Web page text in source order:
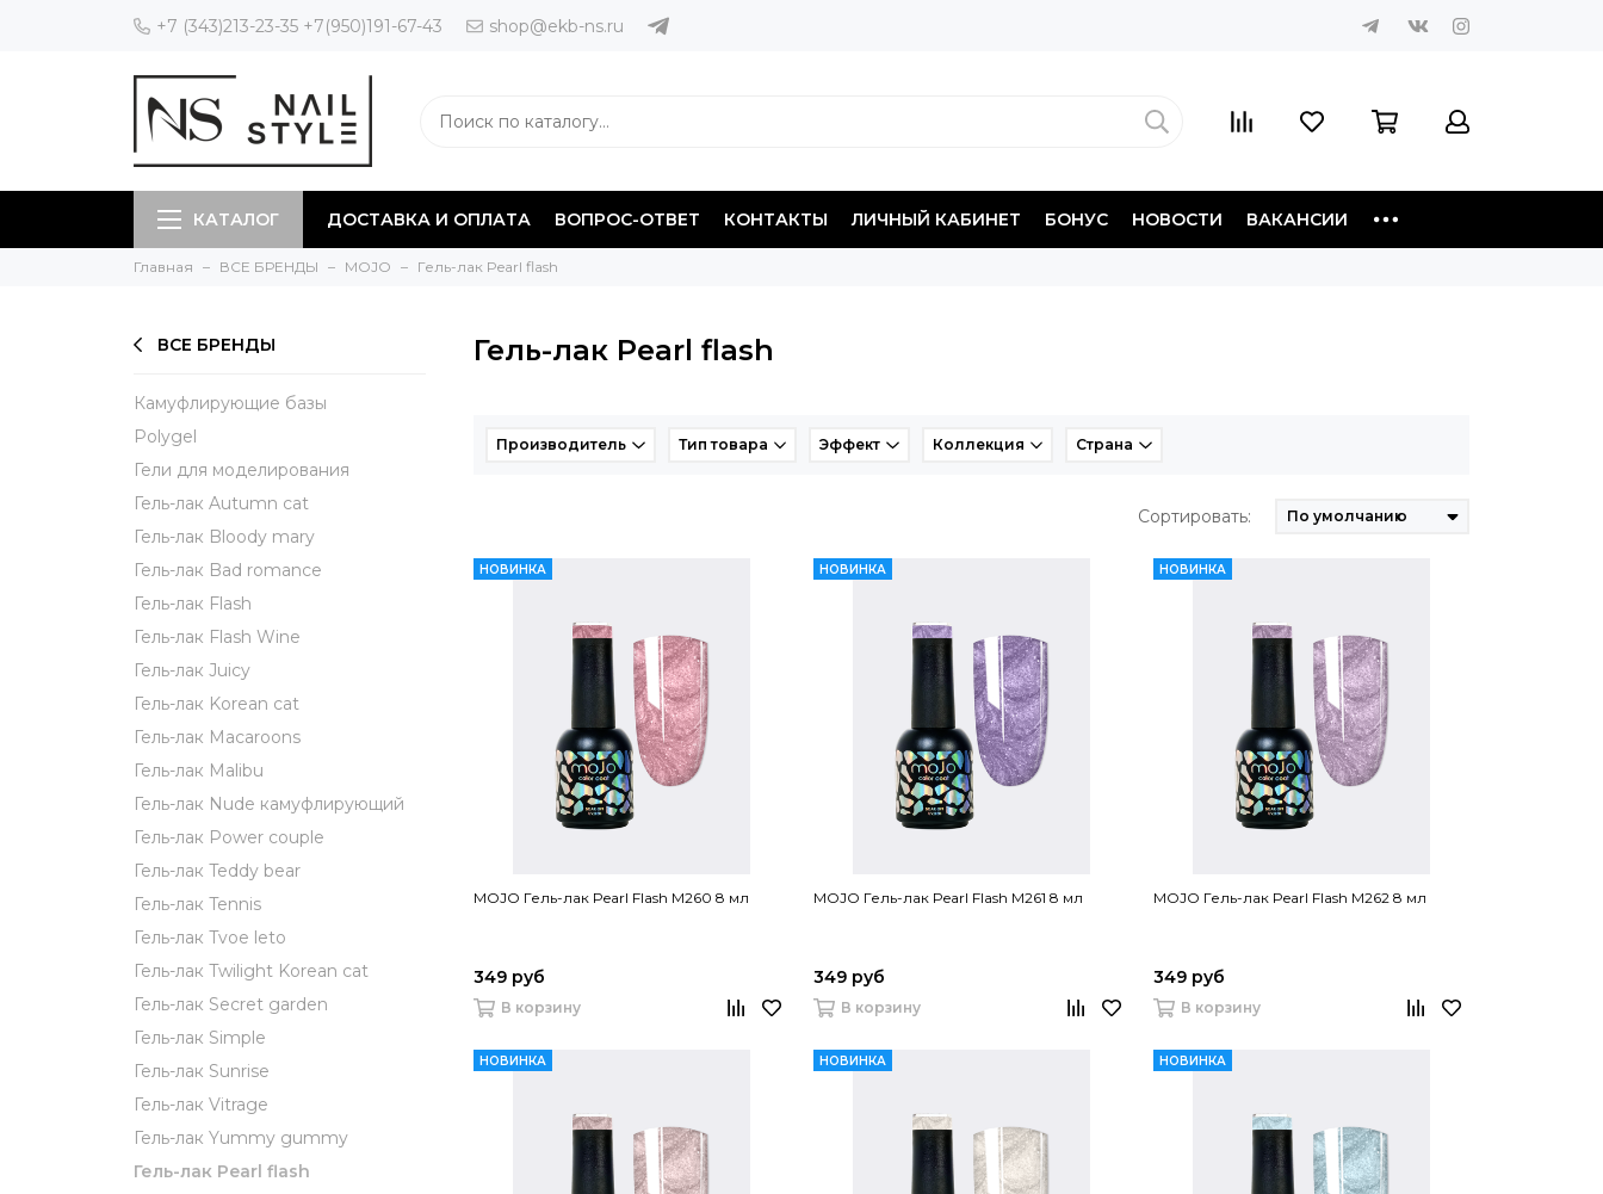
+7 (343)213-23-35 +7(950)191-67-43 shop@ekb-ns.ru
КАТАЛОГ ДОСТАВКА И ОПЛАТА ВОПРОС-ОТВЕТ КОНТАКТЫ ЛИЧНЫЙ КАБИНЕТ БОНУС НОВОСТИ ВАКАНСИИ
Главная ВСЕ БРЕНДЫ MOJO Гель-лак Pearl flash
ВСЕ БРЕНДЫ
Камуфлирующие базы
Polygel
Гели для моделирования
Гель-лак Autumn cat
Гель-лак Bloody mary
Гель-лак Bad romance
Гель-лак Flash
Гель-лак Flash Wine
Гель-лак Juicy
Гель-лак Korean cat
Гель-лак Macaroons
Гель-лак Malibu
Гель-лак Nude камуфлирующий
Гель-лак Power couple
Гель-лак Teddy bear
Гель-лак Tennis
Гель-лак Tvoe leto
Гель-лак Twilight Korean cat
Гель-лак Secret garden
Гель-лак Simple
Гель-лак Sunrise
Гель-лак Vitrage
Гель-лак Yummy gummy
Гель-лак Pearl flash
Гель-лак Pearl flash
Производитель Тип товара Эффект Коллекция Страна
Сортировать:
НОВИНКА
MOJO Гель-лак Pearl Flash M260 8 мл
349 руб
В корзину
НОВИНКА
MOJO Гель-лак Pearl Flash M261 8 мл
349 руб
В корзину
НОВИНКА
MOJO Гель-лак Pearl Flash M262 8 мл
349 руб
В корзину
НОВИНКА НОВИНКА НОВИНКА